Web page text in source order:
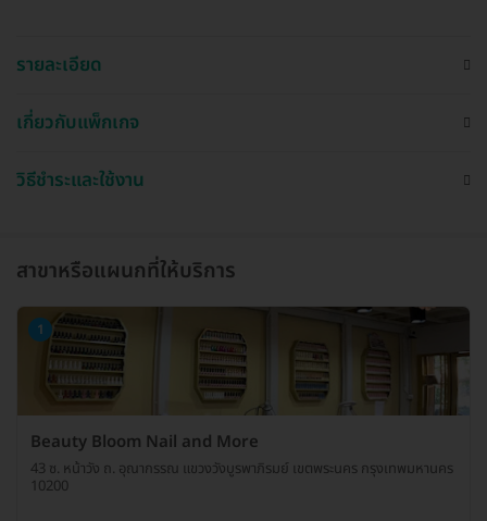
รายละเอียด
เกี่ยวกับแพ็กเกจ
วิธีชำระและใช้งาน
สาขาหรือแผนกที่ให้บริการ
1
Beauty Bloom Nail and More
43 ซ. หน้าวัง ถ. อุณากรรณ แขวงวังบูรพาภิรมย์ เขตพระนคร กรุงเทพมหานคร
10200